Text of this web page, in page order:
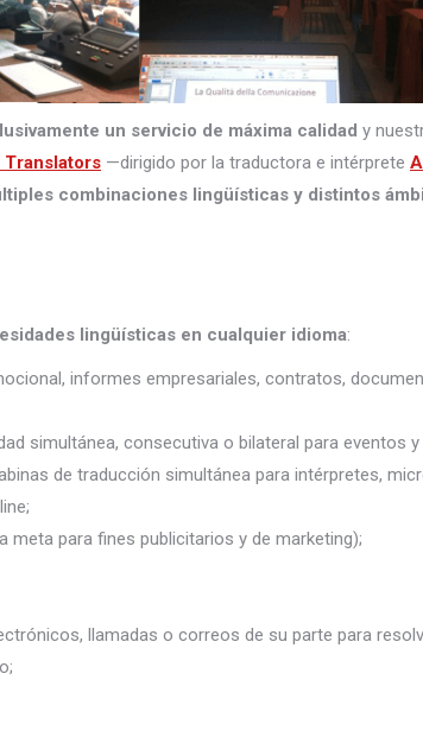
un servicio de máxima calidad y
—dirigido por la traductora e intérprete
combinaciones lingüísticas y distintos
lingüísticas en cualquier idioma:
informes empresariales, contratos,
simultánea, consecutiva o bilateral para eventos y
de traducción simultánea para intérpretes,
meta para fines publicitarios y de marketing);
llamadas o correos de su parte para